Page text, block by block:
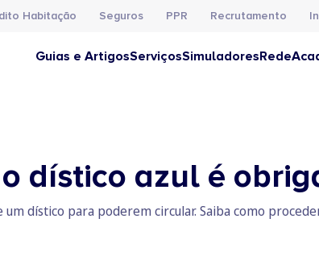
Habitação Seguros PPR Recrutamento
Guias e ArtigosServiçosSimuladoresRede
dístico azul é
dístico para poderem circular. Saiba como